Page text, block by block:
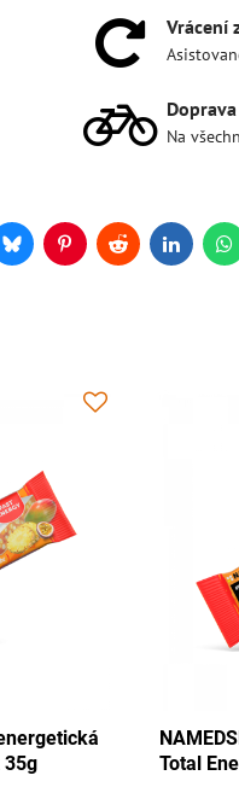
Vrácení
Na
BlueskyPinterestReddit
NAMEDSPORT
Total Energy